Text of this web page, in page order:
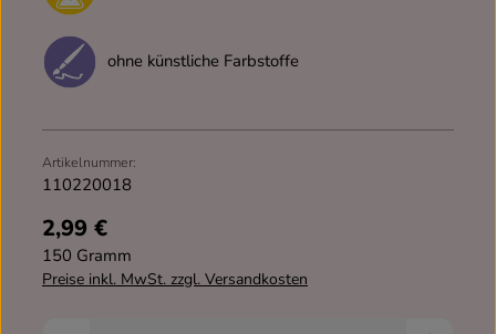
ohne künstliche Farbstoffe
Artikelnummer:
110220018
Regulärer Preis:
2,99 €
150 Gramm
Preise inkl. MwSt. zzgl. Versandkosten